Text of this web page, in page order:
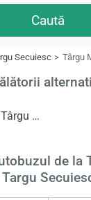
Caută
Secuiesc Târgu
Mureş
de la
Targu